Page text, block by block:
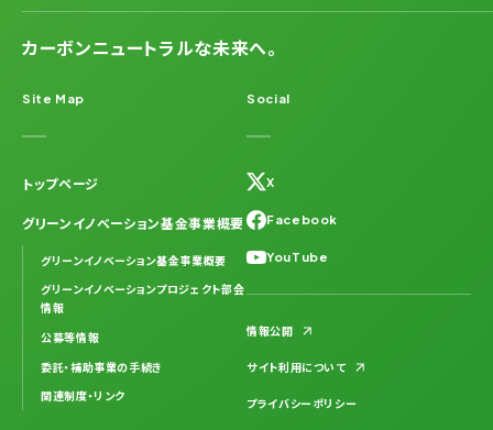
カーボンニュートラルな未来へ。
Site Map
トップページ
グリーンイノベーション基金事業概要
グリーンイノベーション基金事業概要
グリーンイノベーションプロジェクト部会
情報
公募等情報
委託・補助事業の手続き
関連制度・リンク
Social
X
Facebook
YouTube
情報公開
サイト利用について
プライバシーポリシー